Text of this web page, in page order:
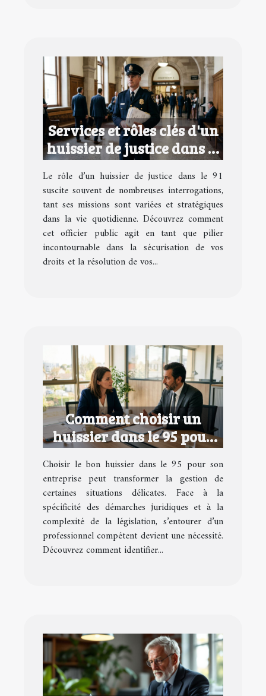
Services et rôles clés d'un
huissier de justice dans le
91
Le rôle d’un huissier de justice dans le 91
suscite souvent de nombreuses interrogations,
tant ses missions sont variées et stratégiques
dans la vie quotidienne. Découvrez comment
cet officier public agit en tant que pilier
incontournable dans la sécurisation de vos
droits et la résolution de vos...
Comment choisir un
huissier dans le 95 pour
votre entreprise ?
Choisir le bon huissier dans le 95 pour son
entreprise peut transformer la gestion de
certaines situations délicates. Face à la
spécificité des démarches juridiques et à la
complexité de la législation, s’entourer d’un
professionnel compétent devient une nécessité.
Découvrez comment identifier...